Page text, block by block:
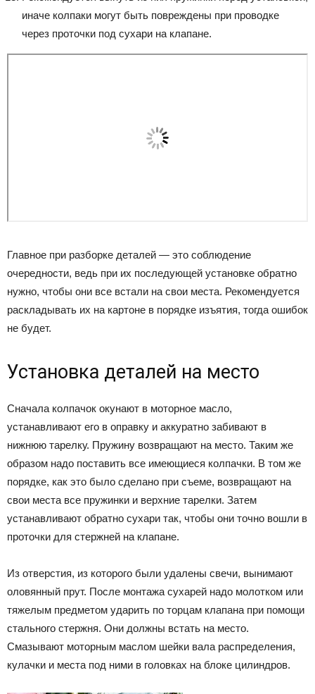
иначе колпаки могут быть повреждены при проводке
через проточки под сухари на клапане.
Главное при разборке деталей — это соблюдение
очередности, ведь при их последующей установке обратно
нужно, чтобы они все встали на свои места. Рекомендуется
раскладывать их на картоне в порядке изъятия, тогда ошибок
не будет.
Установка деталей на место
Сначала колпачок окунают в моторное масло,
устанавливают его в оправку и аккуратно забивают в
нижнюю тарелку. Пружину возвращают на место. Таким же
образом надо поставить все имеющиеся колпачки. В том же
порядке, как это было сделано при съеме, возвращают на
свои места все пружинки и верхние тарелки. Затем
устанавливают обратно сухари так, чтобы они точно вошли в
проточки для стержней на клапане.
Из отверстия, из которого были удалены свечи, вынимают
оловянный прут. После монтажа сухарей надо молотком или
тяжелым предметом ударить по торцам клапана при помощи
стального стержня. Они должны встать на место.
Смазывают моторным маслом шейки вала распределения,
кулачки и места под ними в головках на блоке цилиндров.